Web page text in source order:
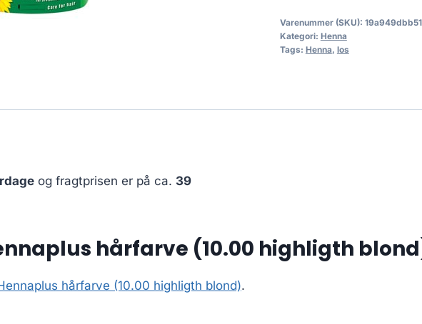
Varenummer (SKU):
Kategori: Henna
Tags: Henna, los
og fragtprisen er på ca. 39
hårfarve (10.00 highligth
hårfarve (10.00 highligth blond).